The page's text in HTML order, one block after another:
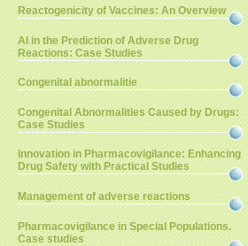
Reactogenicity of Vaccines: An Overview
AI in the Prediction of Adverse Drug
Reactions: Case Studies
Congenital abnormalitie
Congenital Abnormalities Caused by Drugs:
Case Studies
Innovation in Pharmacovigilance: Enhancing
Drug Safety with Practical Studies
Management of adverse reactions
Pharmacovigilance in Special Populations.
Case studies